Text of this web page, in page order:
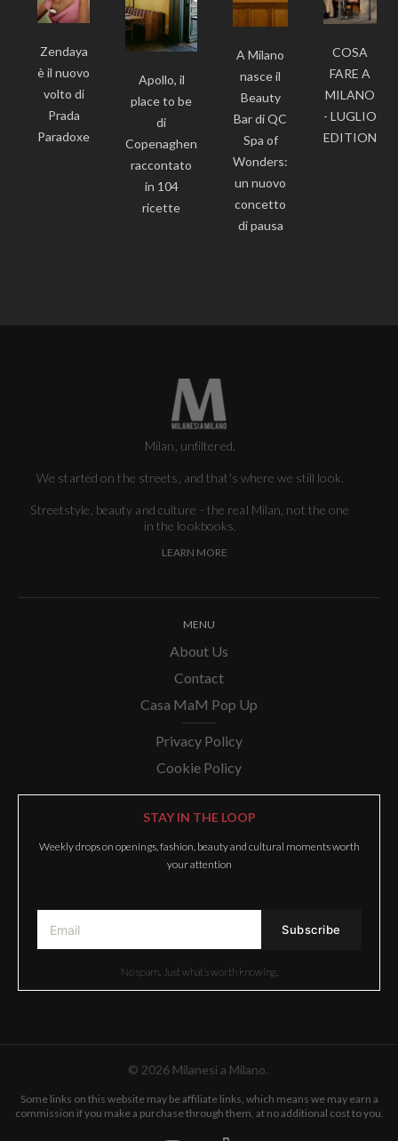
Zendaya
è il nuovo
volto di
Prada
Paradoxe
Apollo, il
place to be
di
Copenaghen
raccontato
in 104
ricette
A Milano
nasce il
Beauty
Bar di QC
Spa of
Wonders:
un nuovo
concetto
di pausa
COSA
FARE A
MILANO
- LUGLIO
EDITION
Milan, unfiltered.
We started on the streets, and that's where we still look.
Streetstyle, beauty and culture - the real Milan, not the one
in the lookbooks.
LEARN MORE
MENU
About Us
Contact
Casa MaM Pop Up
Privacy Policy
Cookie Policy
STAY IN THE LOOP
Weekly drops on openings, fashion, beauty and cultural moments worth
your attention
No spam. Just what’s worth knowing.
© 2026 Milanesi a Milano.
Some links on this website may be affiliate links, which means we may earn a
commission if you make a purchase through them, at no additional cost to you.